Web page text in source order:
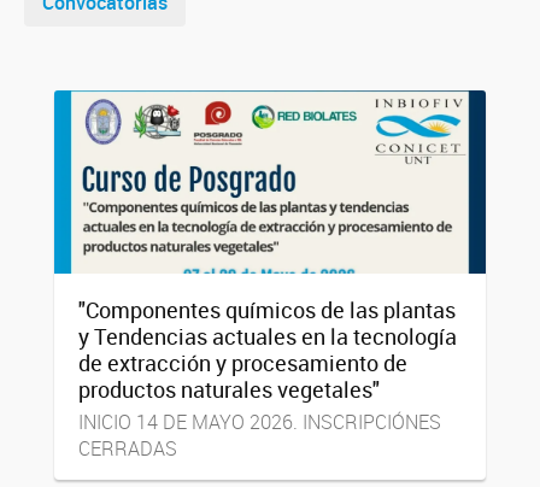
"Componentes químicos de las plantas
y Tendencias actuales en la tecnología
de extracción y procesamiento de
productos naturales vegetales"
INICIO 14 DE MAYO 2026. INSCRIPCIÓNES
CERRADAS